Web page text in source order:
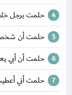
حلمت برجل
حلمت أن شخص
حلمت أن أبي
حلمت أني